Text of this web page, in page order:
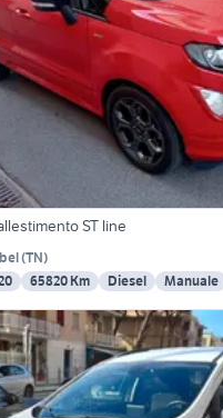
ST line
(TN)
65820 Km Diesel Manuale